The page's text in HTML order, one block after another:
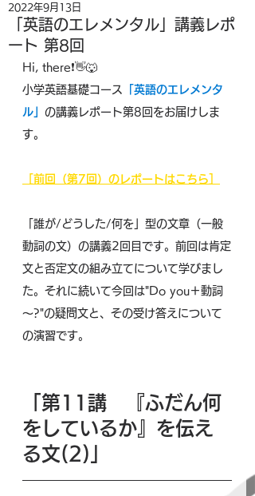
「英語のエレメンタル」講義レポ
ート 第8回
2022年9月13日
Hi, there❗👋🐺
小学英語基礎コース
「英語のエレメンタ
ル」 の講義レポート第8回をお届けしま
す。
［前回（第7回）のレポートはこちら］
「誰が/どうした/何を」型の文章（一般
動詞の文）の講義2回目です。前回は肯定
文と否定文の組み立てについて学びまし
た。それに続いて今回は"Do you＋動詞
～?"の疑問文と、その受け答えについて
の演習です。
「第11講　『ふだん何
をしているか』を伝え
る文(2)」